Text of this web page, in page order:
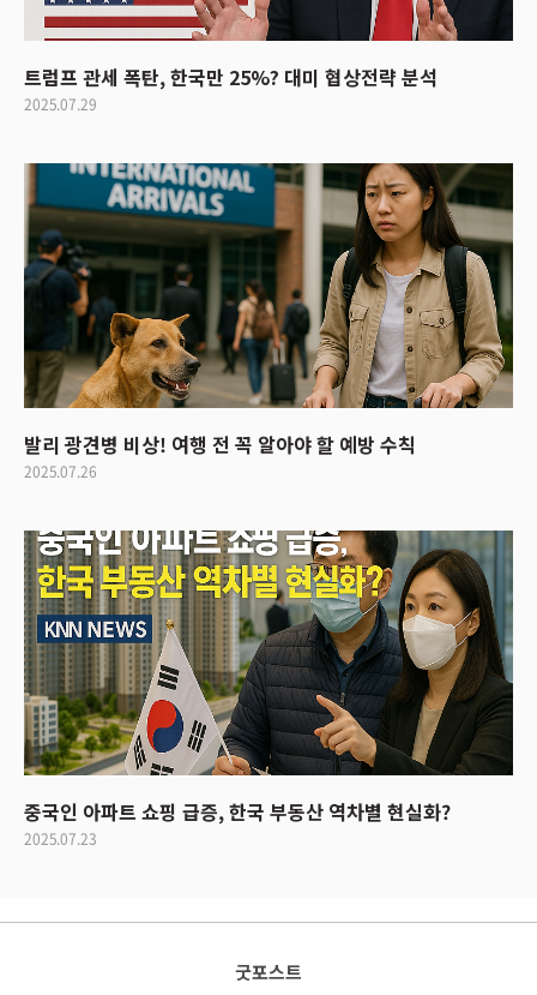
트럼프 관세 폭탄, 한국만 25%? 대미 협상전략 분석
2025.07.29
발리 광견병 비상! 여행 전 꼭 알아야 할 예방 수칙
2025.07.26
중국인 아파트 쇼핑 급증, 한국 부동산 역차별 현실화?
2025.07.23
굿포스트